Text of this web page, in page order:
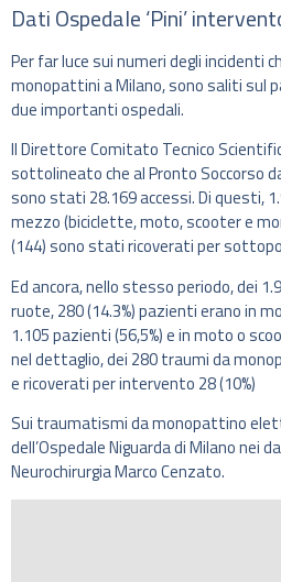
Dati Ospedale ‘Pini’
Per far luce sui numeri degli incidenti
monopattini a Milano, sono saliti sul
due importanti ospedali.
Il Direttore Comitato Tecnico
sottolineato che al Pronto Soccorso
sono stati 28.169 accessi. Di questi,
mezzo (biciclette, moto, scooter e
(144) sono stati ricoverati per
Ed ancora, nello stesso periodo, dei
ruote, 280 (14.3%) pazienti erano in
1.105 pazienti (56,5%) e in moto o
nel dettaglio, dei 280 traumi da
e ricoverati per intervento 28 (10%)
Sui traumatismi da monopattino
dell’Ospedale Niguarda di Milano nei
Neurochirurgia Marco Cenzato.